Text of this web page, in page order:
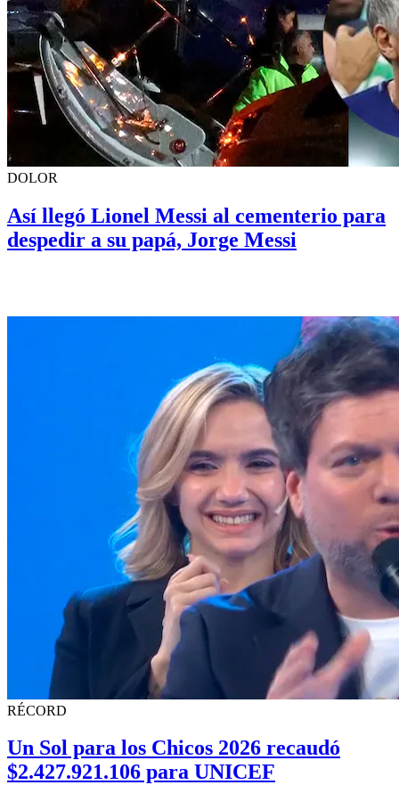
DOLOR
Así llegó Lionel Messi al cementerio para
despedir a su papá, Jorge Messi
RÉCORD
Un Sol para los Chicos 2026 recaudó
$2.427.921.106 para UNICEF